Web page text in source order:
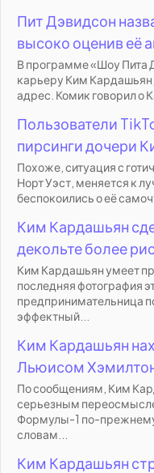
Пит Дэвидсон
высоко оценив её
В программе «Шоу Пита
карьеру Ким
адрес. Комик говорил о
Пользователи
пирсинги дочери
Похоже, ситуация с
Норт Уэст, меняется к
беспокоились о её
Ким Кардашьян
декольте более
Ким Кардашьян умеет
последняя фотография
предпринимательница
эффектный...
Ким Кардашьян
Льюисом
По сообщениям, Ким
серьезным
Формулы-1 по-прежнему
словам...
Ким Кардашьян